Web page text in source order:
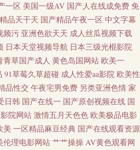
123区 欧美色图1 日韩淫秽视频 丝袜玉
夜福利站 午夜国产福利看片 亚洲天堂
在线 国产色在线看精品 美女内射白浆
小电影 91ri精品 A香蕉成人大片 岛国AV
欧美偷日韩 美国色综合 日本黄色黄冈
日本有码区 五月丁香成人网 91爱网国产
一区 美国一级AV 国产人在线成免费 免
品天干天 国产精品午夜一区 中文字幕
频污 亚洲色欲天天 成人丝瓜视频下载
日本天堂视频导航 日本三级光棍影院
青草国产成人 黄色岛国网站 欧美一
91草莓久草超碰 成人性爱aa影院 欧美性
品性交 午夜宅男免费 另类亚洲色情 家
日韩 国产在线一 国产原创视频在线 国
院网站激情五月天色色 欧美极品电影
美 一区精品麻豆经典 国产在线观看资源
伦理电影网站艹艹操操 AV黄色观看网